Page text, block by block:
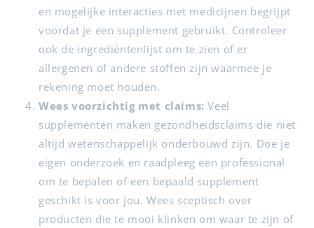
en mogelijke interacties met medicijnen begrijpt
voordat je een supplement gebruikt. Controleer
ook de ingrediëntenlijst om te zien of er
allergenen of andere stoffen zijn waarmee je
rekening moet houden.
Wees voorzichtig met claims: Veel
supplementen maken gezondheidsclaims die niet
altijd wetenschappelijk onderbouwd zijn. Doe je
eigen onderzoek en raadpleeg een professional
om te bepalen of een bepaald supplement
geschikt is voor jou. Wees sceptisch over
producten die te mooi klinken om waar te zijn of